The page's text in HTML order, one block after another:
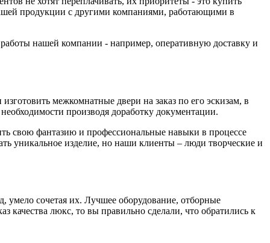
продукции с другими компаниями, работающими в
нашей компании - например, оперативную доставку и
межкомнатные двери на заказ по его эскизам, в
производя доработку документации.
свою фантазию и профессиональные навыки в процессе
уникальное изделие, но наши клиенты – люди творческие и
умело сочетая их. Лучшее оборудование, отборные
люкс, то вы правильно сделали, что обратились к